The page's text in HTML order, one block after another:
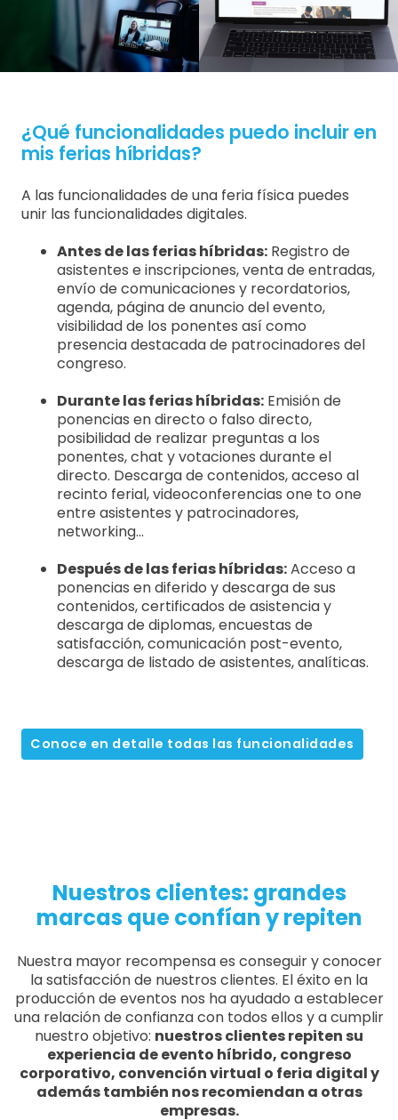
¿Qué funcionalidades puedo incluir en
mis ferias híbridas?
A las funcionalidades de una feria física puedes
unir las funcionalidades digitales.
Antes de las ferias híbridas: Registro de
asistentes e inscripciones, venta de entradas,
envío de comunicaciones y recordatorios,
agenda, página de anuncio del evento,
visibilidad de los ponentes así como
presencia destacada de patrocinadores del
congreso.
Durante las ferias híbridas: Emisión de
ponencias en directo o falso directo,
posibilidad de realizar preguntas a los
ponentes, chat y votaciones durante el
directo. Descarga de contenidos, acceso al
recinto ferial, videoconferencias one to one
entre asistentes y patrocinadores,
networking...
Después de las ferias híbridas:Acceso a
ponencias en diferido y descarga de sus
contenidos, certificados de asistencia y
descarga de diplomas, encuestas de
satisfacción, comunicación post-evento,
descarga de listado de asistentes, analíticas.
Conoce en detalle todas las funcionalidades
Nuestros clientes: grandes
marcas que confían y repiten
Nuestra mayor recompensa es conseguir y conocer
la satisfacción de nuestros clientes. El éxito en la
producción de eventos nos ha ayudado a establecer
una relación de confianza con todos ellos y a cumplir
nuestro objetivo: nuestros clientes repiten su
experiencia de evento híbrido, congreso
corporativo, convención virtual o feria digital y
además también nos recomiendan a otras
empresas.